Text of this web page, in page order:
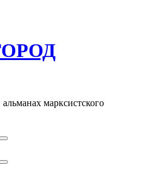
марксистского